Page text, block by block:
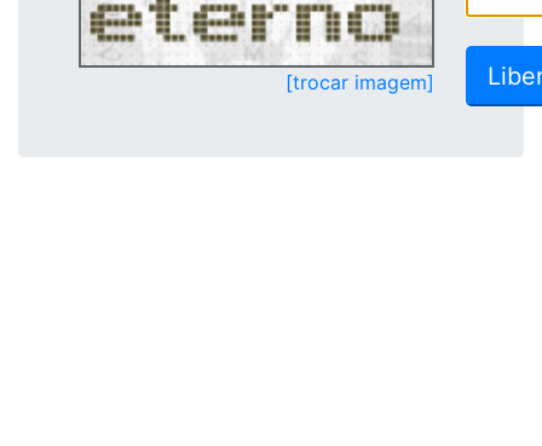
[trocar imagem]